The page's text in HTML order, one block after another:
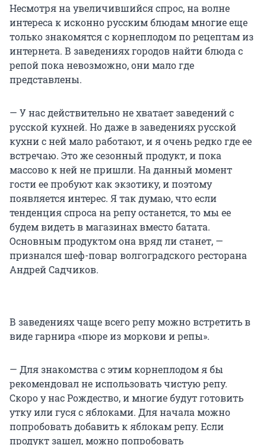
Несмотря на увеличившийся спрос, на волне
интереса к исконно русским блюдам многие еще
только знакомятся с корнеплодом по рецептам из
интернета. В заведениях городов найти блюда с
репой пока невозможно, они мало где
представлены.
— У нас действительно не хватает заведений с
русской кухней. Но даже в заведениях русской
кухни с ней мало работают, и я очень редко где ее
встречаю. Это же сезонный продукт, и пока
массово к ней не пришли. На данный момент
гости ее пробуют как экзотику, и поэтому
появляется интерес. Я так думаю, что если
тенденция спроса на репу останется, то мы ее
будем видеть в магазинах вместо батата.
Основным продуктом она вряд ли станет, —
признался шеф-повар волгоградского ресторана
Андрей Садчиков.
В заведениях чаще всего репу можно встретить в
виде гарнира «пюре из моркови и репы».
— Для знакомства с этим корнеплодом я бы
рекомендовал не использовать чистую репу.
Скоро у нас Рождество, и многие будут готовить
утку или гуся с яблоками. Для начала можно
попробовать добавить к яблокам репу. Если
продукт зашел, можно попробовать